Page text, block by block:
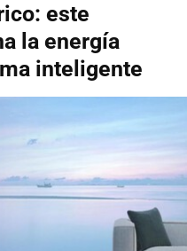
este
la energía
inteligente